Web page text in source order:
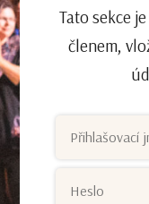
Tato sekce
členem,